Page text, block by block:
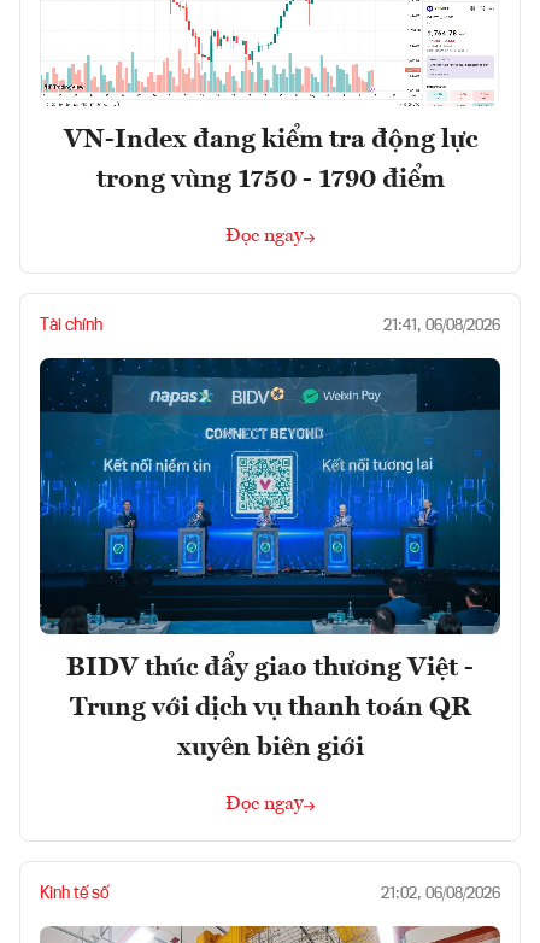
VN-Index đang kiểm tra động lực
trong vùng 1750 - 1790 điểm
Đọc ngay
Tài chính 21:41, 06/08/2026
BIDV thúc đẩy giao thương Việt -
Trung với dịch vụ thanh toán QR
xuyên biên giới
Đọc ngay
Kinh tế số 21:02, 06/08/2026